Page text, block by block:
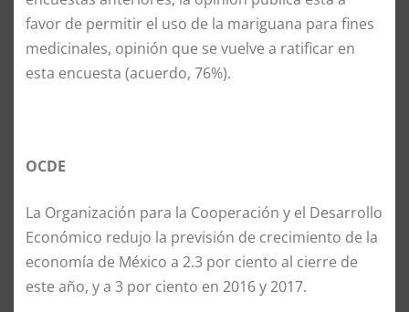
favor de permitir el uso de la mariguana para fines
medicinales, opinión que se vuelve a ratificar en
esta encuesta (acuerdo, 76%).
OCDE
La Organización para la Cooperación y el Desarrollo
Económico redujo la previsión de crecimiento de la
economía de México a 2.3 por ciento al cierre de
este año, y a 3 por ciento en 2016 y 2017.